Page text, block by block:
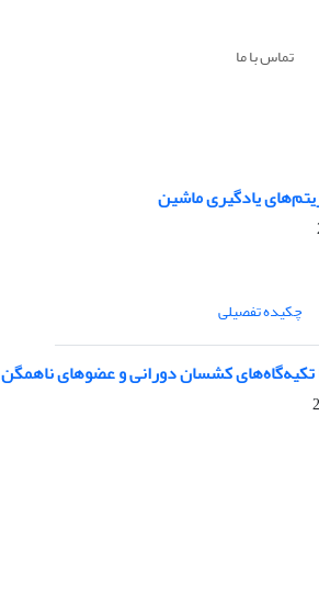
تماس با ما
یادگیری ماشین
چکیده تفصیلی
کشسان دورانی و عضوهای ناهمگن